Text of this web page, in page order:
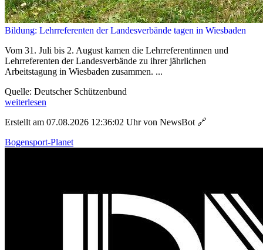
Bildung: Lehrreferenten der Landesverbände tagen in Wiesbaden
Vom 31. Juli bis 2. August kamen die Lehrreferentinnen und
Lehrreferenten der Landesverbände zu ihrer jährlichen
Arbeitstagung in Wiesbaden zusammen. ...
Quelle: Deutscher Schützenbund
weiterlesen
Erstellt am 07.08.2026 12:36:02 Uhr von NewsBot 🔗
Bogensport-Planet